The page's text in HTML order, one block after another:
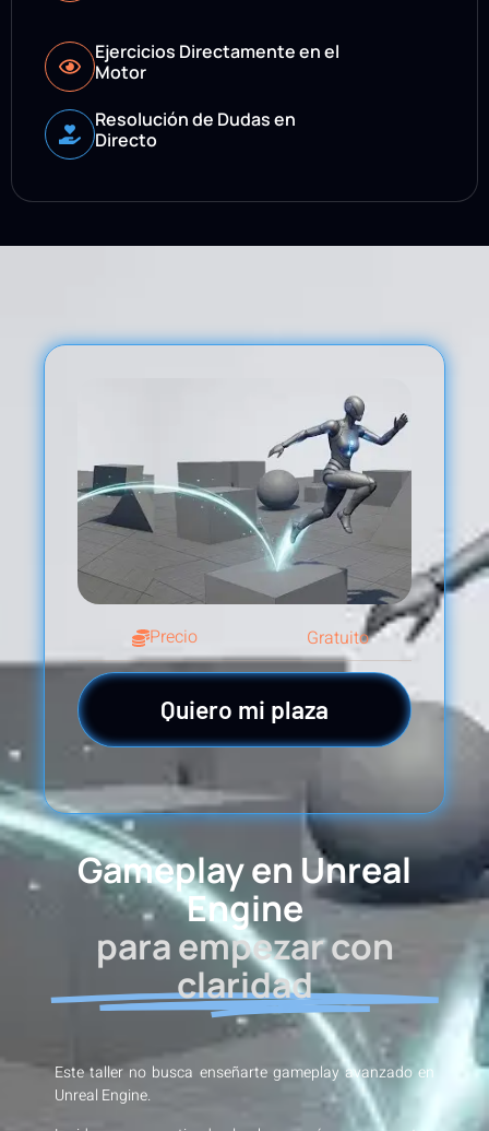
Ejercicios Directamente en el
Motor
Resolución de Dudas en
Directo
Precio Gratuito
Quiero mi plaza
Gameplay en Unreal
Engine
para empezar con
claridad
Este taller no busca enseñarte gameplay avanzado en
Unreal Engine.